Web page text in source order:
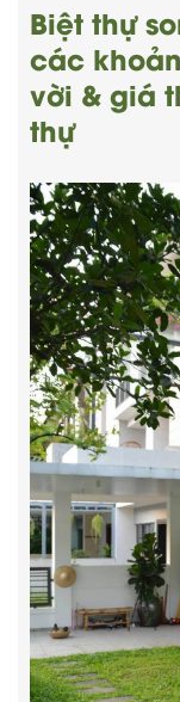
Biệt thự
các
vời & giá
thự